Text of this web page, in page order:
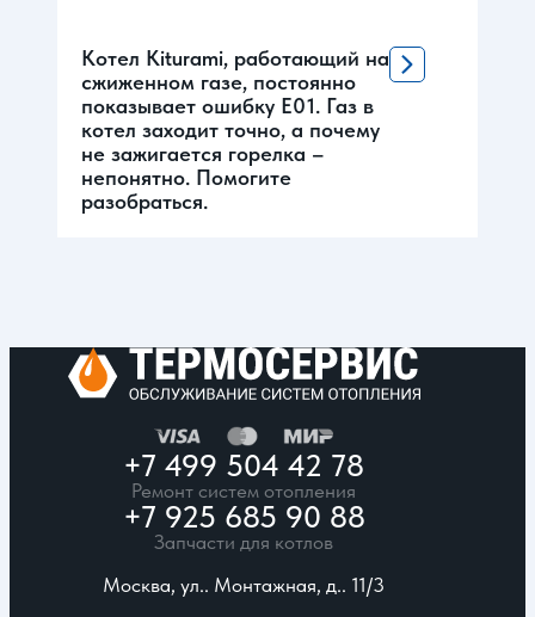
Котел Kiturami, работающий на
сжиженном газе, постоянно
показывает ошибку Е01. Газ в
котел заходит точно, а почему
не зажигается горелка –
непонятно. Помогите
разобраться.
+7 499 504 42 78
Ремонт систем отопления
+7 925 685 90 88
Запчасти для котлов
Москва, ул.. Монтажная, д.. 11/3